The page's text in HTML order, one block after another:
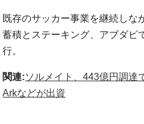
既存のサッカー事業を継続しな
蓄積とステーキング、アブダビ
行。
関連:ソルメイト、443億円調
Arkなどが出資